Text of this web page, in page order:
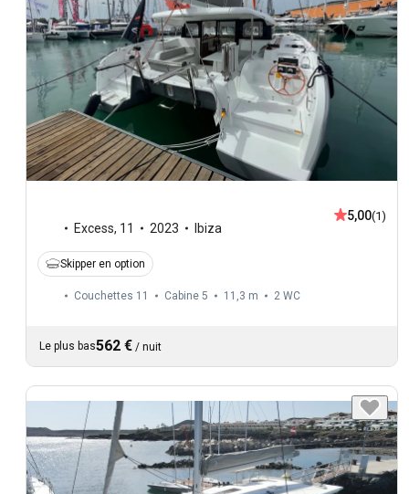
Excess, 11 2023 Ibiza
5,00(1)
Skipper en option
Couchettes 11 Cabine 5 11,3 m 2 WC
Le plus bas562 € / nuit